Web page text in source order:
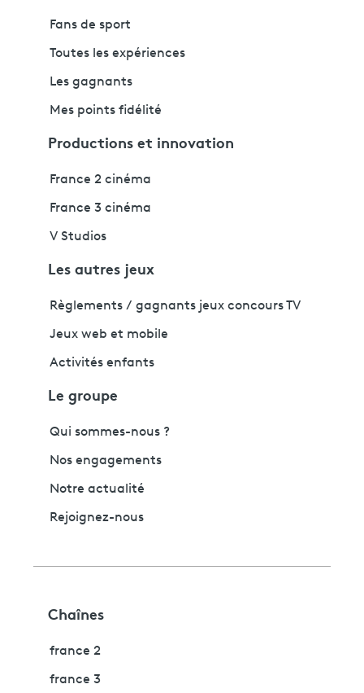
Fans de sport
Toutes les expériences
Les gagnants
Mes points fidélité
Productions et innovation
France 2 cinéma
France 3 cinéma
V Studios
Les autres jeux
Règlements / gagnants jeux concours TV
Jeux web et mobile
Activités enfants
Le groupe
Qui sommes-nous ?
Nos engagements
Notre actualité
Rejoignez-nous
Chaînes
france 2
france 3